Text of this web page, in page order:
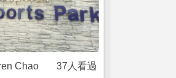
Chao 37人看過